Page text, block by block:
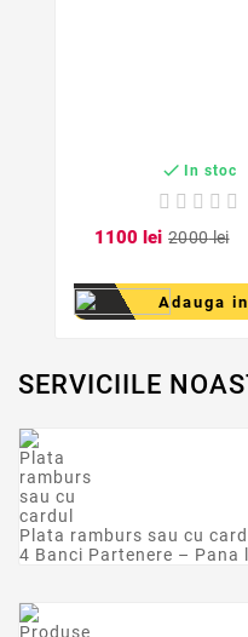
 In stoc
1100 lei 2000lei
Adauga
SERVICIILE
Plata ramburs sau cu
4 Banci Partenere – Pana